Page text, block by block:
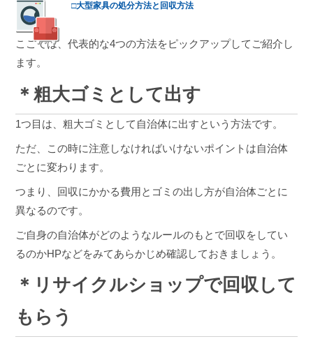
□大型家具の処分方法と回収方法
ここでは、代表的な4つの方法をピックアップしてご紹介し
ます。
＊粗大ゴミとして出す
1つ目は、粗大ゴミとして自治体に出すという方法です。
ただ、この時に注意しなければいけないポイントは自治体
ごとに変わります。
つまり、回収にかかる費用とゴミの出し方が自治体ごとに
異なるのです。
ご自身の自治体がどのようなルールのもとで回収をしてい
るのかHPなどをみてあらかじめ確認しておきましょう。
＊リサイクルショップで回収して
もらう